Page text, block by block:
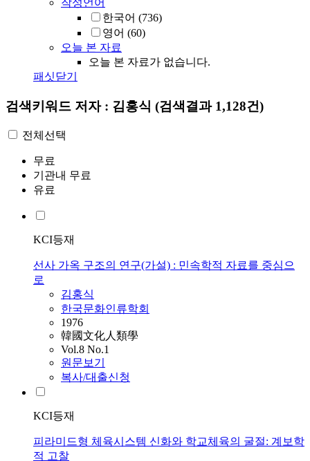
작성언어
한국어 (736)
영어 (60)
오늘 본 자료
오늘 본 자료가 없습니다.
패싯닫기
검색키워드 저자 : 김홍식 (검색결과 1,128건)
전체선택
무료
기관내 무료
유료
KCI등재
선사 가옥 구조의 연구(가설) : 민속학적 자료를 중심으
로
김홍식
한국문화인류학회
1976
韓國文化人類學
Vol.8 No.1
원문보기
복사/대출신청
KCI등재
피라미드형 체육시스템 신화와 학교체육의 굴절: 계보학
적 고찰